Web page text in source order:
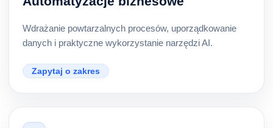
Wdrażanie powtarzalnych procesów, uporządkowanie
danych i praktyczne wykorzystanie narzędzi AI.
Zapytaj o zakres